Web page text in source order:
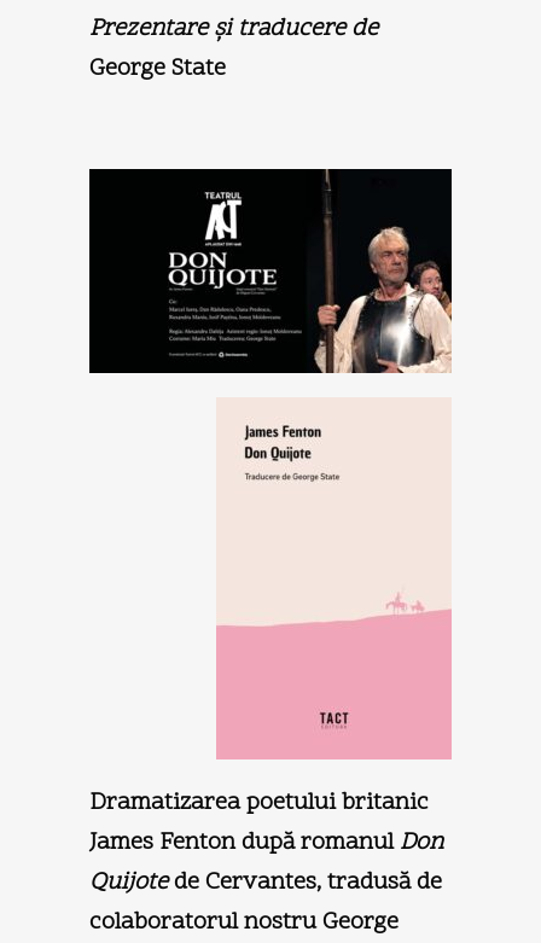
Prezentare şi traducere de
George State
Dramatizarea poetului britanic
James Fenton după romanulDon
Quijotede Cervantes, tradusă de
colaboratorul nostru George